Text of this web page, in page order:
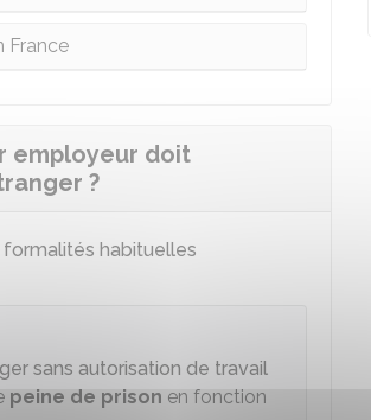
France
employeur doit
?
formalités habituelles
sans autorisation de travail
peine de prison en fonction